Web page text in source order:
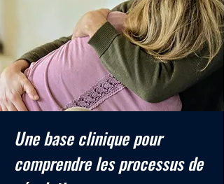
Une base clinique pour
comprendre les processus de